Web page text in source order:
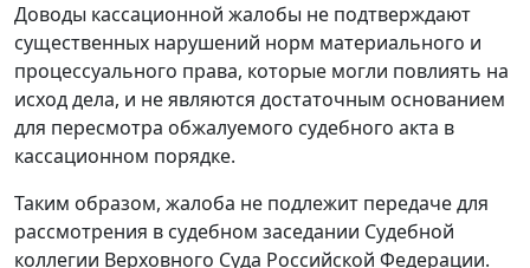
Доводы кассационной жалобы не подтверждают
существенных нарушений норм материального и
процессуального права, которые могли повлиять на
исход дела, и не являются достаточным основанием
для пересмотра обжалуемого судебного акта в
кассационном порядке.
Таким образом, жалоба не подлежит передаче для
рассмотрения в судебном заседании Судебной
коллегии Верховного Суда Российской Федерации.